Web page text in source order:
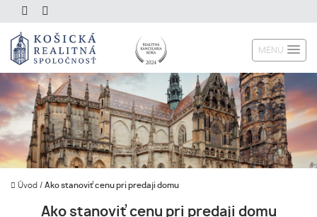
MENU
Úvod / Ako stanoviť cenu pri predaji domu
Ako stanoviť cenu pri predaji domu